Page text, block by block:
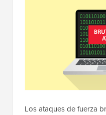
Los ataques de fuerza